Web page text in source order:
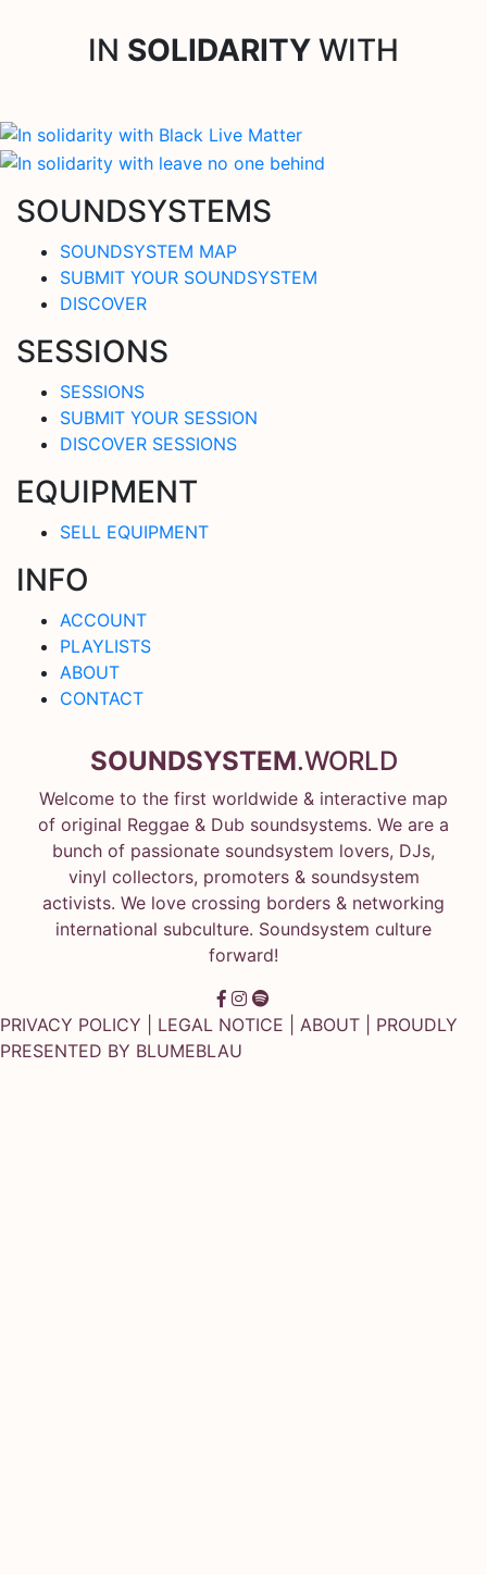
IN SOLIDARITY WITH
SOUNDSYSTEMS
SOUNDSYSTEM MAP
SUBMIT YOUR SOUNDSYSTEM
DISCOVER
SESSIONS
SESSIONS
SUBMIT YOUR SESSION
DISCOVER SESSIONS
EQUIPMENT
SELL EQUIPMENT
INFO
ACCOUNT
PLAYLISTS
ABOUT
CONTACT
SOUNDSYSTEM.WORLD
Welcome to the first worldwide & interactive map
of original Reggae & Dub soundsystems. We are a
bunch of passionate soundsystem lovers, DJs,
vinyl collectors, promoters & soundsystem
activists. We love crossing borders & networking
international subculture. Soundsystem culture
forward!
PRIVACY POLICY LEGAL NOTICE ABOUT | PROUDLY
PRESENTED BY BLUMEBLAU